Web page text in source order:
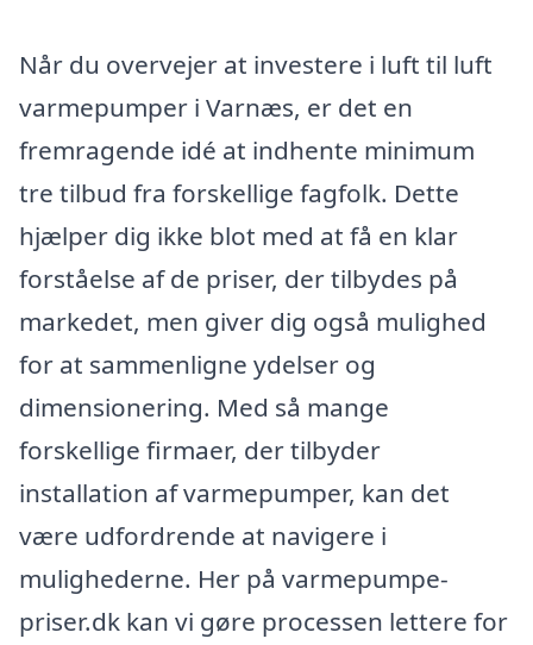
Når du overvejer at investere i luft til luft
varmepumper i Varnæs, er det en
fremragende idé at indhente minimum
tre tilbud fra forskellige fagfolk. Dette
hjælper dig ikke blot med at få en klar
forståelse af de priser, der tilbydes på
markedet, men giver dig også mulighed
for at sammenligne ydelser og
dimensionering. Med så mange
forskellige firmaer, der tilbyder
installation af varmepumper, kan det
være udfordrende at navigere i
mulighederne. Her på varmepumpe-
priser.dk kan vi gøre processen lettere for